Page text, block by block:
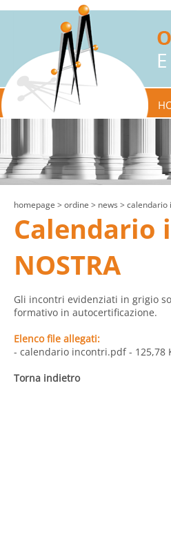
homepage > ordine > news > calendario
Calendario
NOSTRA
Gli incontri evidenziati in grigio
formativo in autocertificazione.
Elenco file allegati:
- calendario incontri.pdf- 125,78
Torna indietro